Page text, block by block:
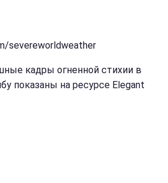
severeworldweather
кадры огненной стихии в
показаны на ресурсе Elegant